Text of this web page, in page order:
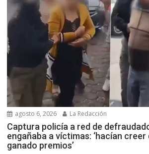
agosto 6, 2026 La Redacción
Captura policía a red de
engañaba a víctimas: ‘hacían creer
ganado premios’